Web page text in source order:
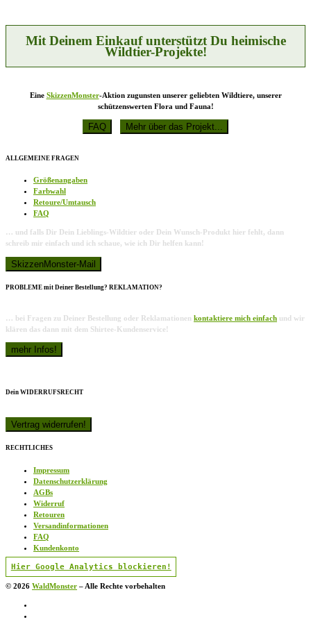
der
Produktseite
gewählt
werden
Mit Deinem Einkauf unterstützt Du heimische
Wildtier-Projekte!
Eine SkizzenMonster-Aktion zugunsten unserer geliebten Wildtiere, unserer
schützenswerten Flora und Fauna!
ALLGEMEINE FRAGEN
Größenangaben
Farbwahl
Retoure/Umtausch
FAQ
… und falls Dir Dein Lieblings-Wildtier oder Dein Wunsch-Produkt hier fehlt, dann
schreib mir einfach und ich schaue, wie ich Dir helfen kann!
PROBLEME mit Deiner Bestellung? REKLAMATION?
… bei Fragen zu Deiner Bestellung oder Reklamationen kontaktiere mich einfach und wir
klären das dann mit dem Shirtee-Kundenservice!
Dein WIDERRUFSRECHT
RECHTLICHES
Impressum
Datenschutzerklärung
AGBs
Widerruf
Retouren
Versandinformationen
FAQ
Kundenkonto
Hier Google Analytics blockieren!
© 2026 WaldMonster – Alle Rechte vorbehalten